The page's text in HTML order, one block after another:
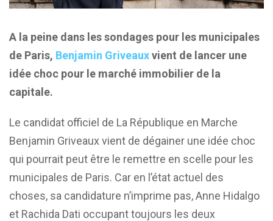
A la peine dans les sondages pour les municipales
de Paris, Benjamin Griveauxvient de lancer une
idée choc pour le marché immobilier de la
capitale.
Le candidat officiel de La République en Marche
Benjamin Griveaux vient de dégainer une idée choc
qui pourrait peut être le remettre en scelle pour les
municipales de Paris. Car en l’état actuel des
choses, sa candidature n’imprime pas, Anne Hidalgo
et Rachida Dati occupant toujours les deux